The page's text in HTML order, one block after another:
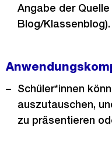
Angabe der
Blog/Klassenblog).
Schüler*innen
auszutauschen,
zu präsentieren